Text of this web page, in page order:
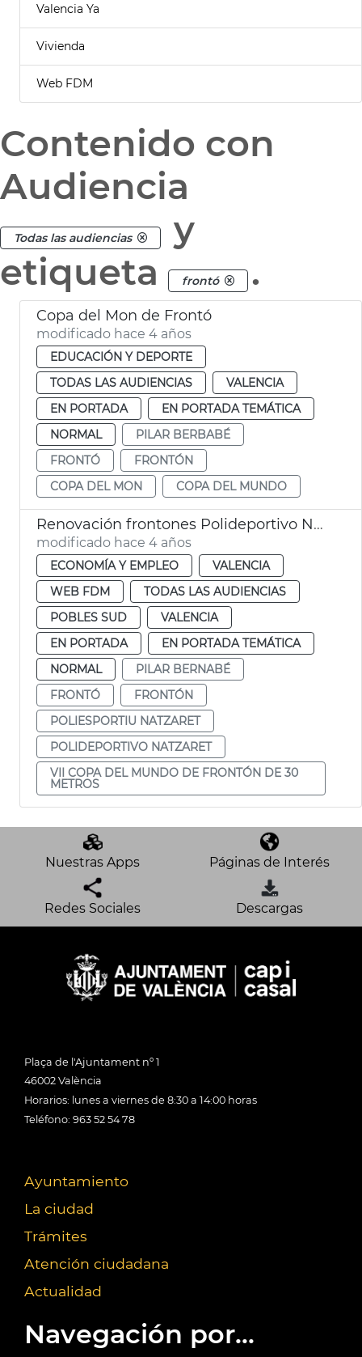
Valencia Ya
Vivienda
Web FDM
Contenido con
Audiencia
Todas las audiencias
y
etiqueta
frontó .
Copa del Mon de Frontó
modificado hace 4 años
EDUCACIÓN Y DEPORTE
TODAS LAS AUDIENCIAS
VALENCIA
EN PORTADA
EN PORTADA TEMÁTICA
NORMAL
PILAR BERBABÉ
FRONTÓ
FRONTÓN
COPA DEL MON
COPA DEL MUNDO
Renovación frontones Polideportivo Natzaret
modificado hace 4 años
ECONOMÍA Y EMPLEO
VALENCIA
WEB FDM
TODAS LAS AUDIENCIAS
POBLES SUD
VALENCIA
EN PORTADA
EN PORTADA TEMÁTICA
NORMAL
PILAR BERNABÉ
FRONTÓ
FRONTÓN
POLIESPORTIU NATZARET
POLIDEPORTIVO NATZARET
VII COPA DEL MUNDO DE FRONTÓN DE 30
METROS
Nuestras Apps Páginas de Interés
Redes Sociales Descargas
Plaça de l'Ajuntament nº 1
46002 València
Horarios: lunes a viernes de 8:30 a 14:00 horas
Teléfono: 963 52 54 78
Ayuntamiento
La ciudad
Trámites
Atención ciudadana
Actualidad
Navegación por...